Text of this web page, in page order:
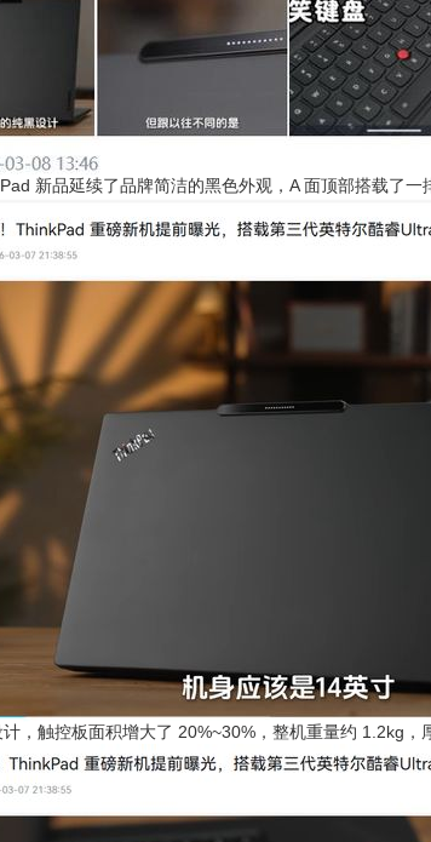
新品延续了品牌简洁的黑色外观，A 面顶部搭载了一
触控板面积增大了 20%~30%，整机重量约 1.2kg，